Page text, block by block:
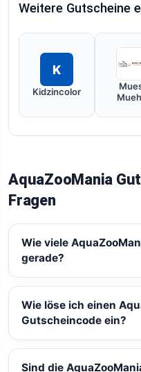
Weitere Gutscheine
K
Kidzincolor
AquaZooMania
Fragen
Wie viele
gerade?
Wie löse ich einen
Gutscheincode ein?
Sind die